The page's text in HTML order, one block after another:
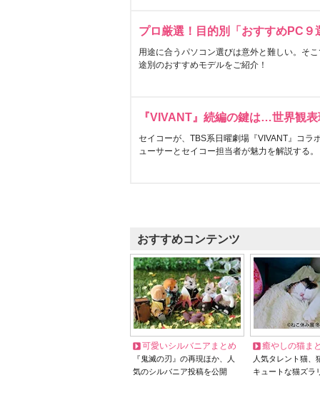
プロ厳選！目的別「おすすめPC９
用途に合うパソコン選びは意外と難しい。そ
途別のおすすめモデルをご紹介！
『VIVANT』続編の鍵は…世界観
セイコーが、TBS系日曜劇場『VIVANT』コラ
ューサーとセイコー担当者が魅力を解説する。
おすすめコンテンツ
可愛いシルバニアまとめ
『鬼滅の刃』の再現ほか、人
気のシルバニア投稿を公開
癒やしの猫ま
人気タレント猫
キュートな猫ズラ